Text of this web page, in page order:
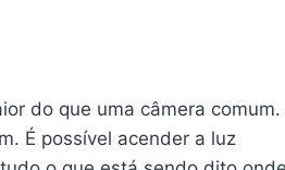
do que uma câmera comum.
É possível acender a luz